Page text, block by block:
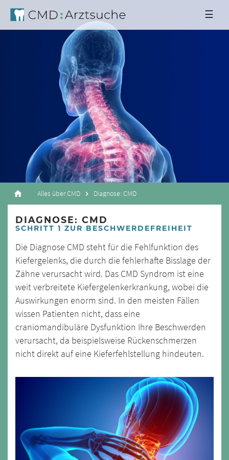
☰
Alles über CMD Diagnose: CMD
DIAGNOSE: CMD
SCHRITT 1 ZUR BESCHWERDEFREIHEIT
Die Diagnose CMD steht für die Fehlfunktion des
Kiefergelenks, die durch die fehlerhafte Bisslage der
Zähne verursacht wird. Das CMD Syndrom ist eine
weit verbreitete Kiefergelenkerkrankung, wobei die
Auswirkungen enorm sind. In den meisten Fällen
wissen Patienten nicht, dass eine
craniomandibuläre Dysfunktion Ihre Beschwerden
verursacht, da beispielsweise Rückenschmerzen
nicht direkt auf eine Kieferfehlstellung hindeuten.